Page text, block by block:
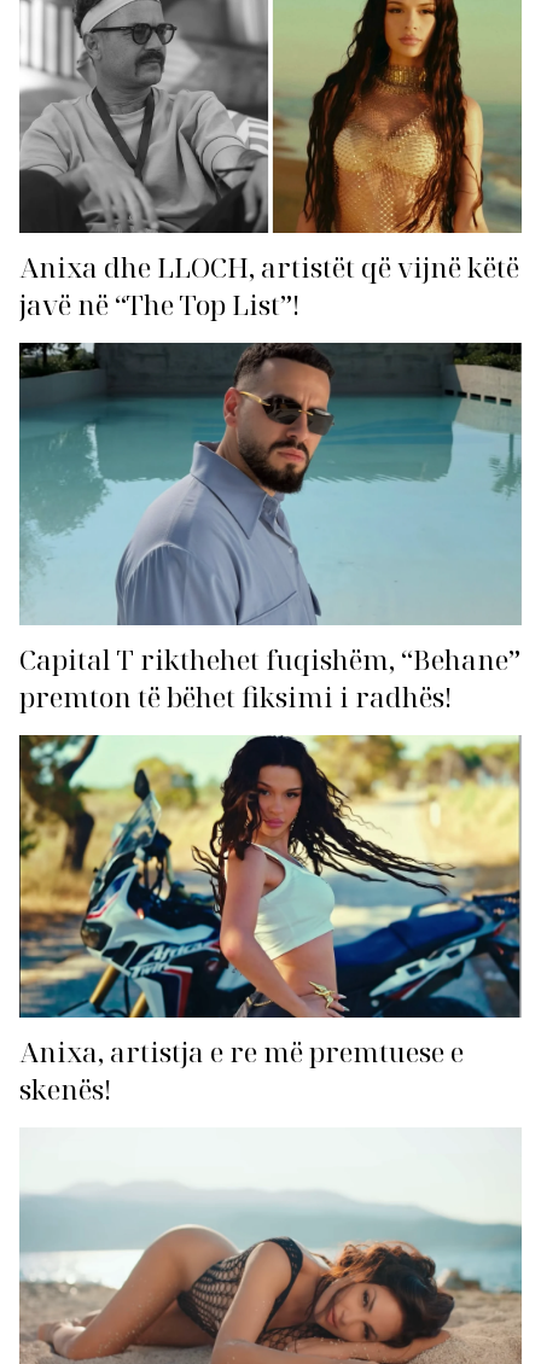
Anixa dhe LLOCH, artistët që vijnë këtë
javë në “The Top List”!
Capital T rikthehet fuqishëm, “Behane”
premton të bëhet fiksimi i radhës!
Anixa, artistja e re më premtuese e
skenës!